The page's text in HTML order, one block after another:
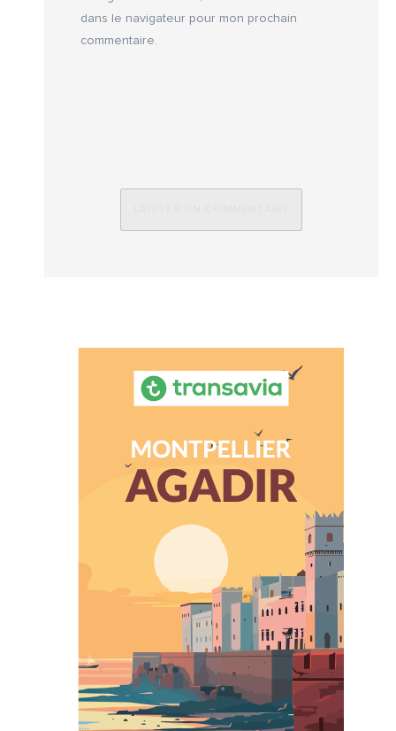
dans le navigateur pour mon prochain
commentaire.